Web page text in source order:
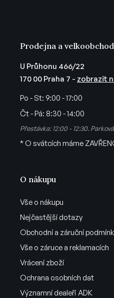
O nákupu
Vše o nákupu
Nejčastější dotazy
Obchodní a záruční
Vše o záruce a reklamacích
Vrácení zboží
Ochrana osobních dat
Významní dealeři ADK
Prodejna a
U Průhonu 466/22
170 00 Praha 7 - zobrazit
Po - St: 9:00 - 17:00
Čt - Pá: 8:30 - 14:00
Přestávka: 12:00 - 12:30.
* O svátcích máme